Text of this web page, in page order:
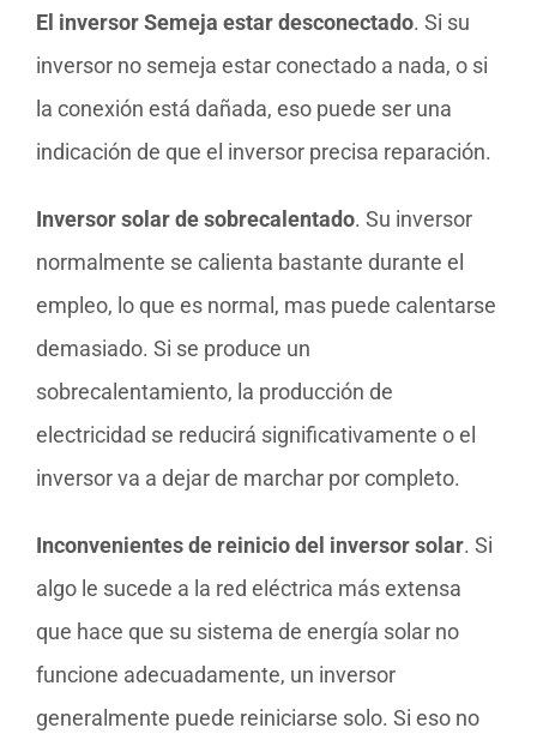
El inversor Semeja estar desconectado. Si su
inversor no semeja estar conectado a nada, o si
la conexión está dañada, eso puede ser una
indicación de que el inversor precisa reparación.
Inversor solar de sobrecalentado. Su inversor
normalmente se calienta bastante durante el
empleo, lo que es normal, mas puede calentarse
demasiado. Si se produce un
sobrecalentamiento, la producción de
electricidad se reducirá significativamente o el
inversor va a dejar de marchar por completo.
Inconvenientes de reinicio del inversor solar. Si
algo le sucede a la red eléctrica más extensa
que hace que su sistema de energía solar no
funcione adecuadamente, un inversor
generalmente puede reiniciarse solo. Si eso no